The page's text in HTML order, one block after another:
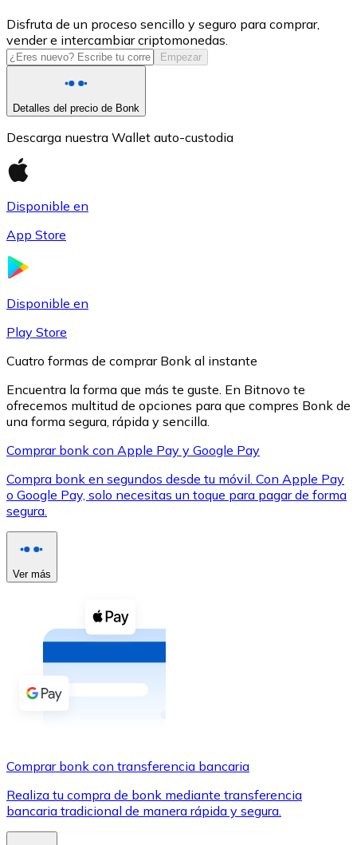
USD Coin
USDC
XRP
XRP
Ver todo
Compra criptomonedas con efectivo en tu tienda más
Comprar con efectivo
Transferencia SEPA
Utiliza tarjetas Visa y Mastercard para comprar
Comprar con tarjeta
Disfruta de un proceso sencillo y seguro para comprar,
vender e intercambiar criptomonedas.
Empezar
Detalles del precio de Bonk
Descarga nuestra Wallet auto-custodia
Disponible en
App Store
Disponible en
Play Store
Cuatro formas de comprar Bonk al instante
Encuentra la forma que más te guste. En Bitnovo te
ofrecemos multitud de opciones para que compres Bonk de
una forma segura, rápida y sencilla.
Comprar bonk con Apple Pay y Google Pay
Compra bonk en segundos desde tu móvil. Con Apple Pay
o Google Pay, solo necesitas un toque para pagar de forma
segura.
Ver más
Comprar bonk con transferencia bancaria
Realiza tu compra de bonk mediante transferencia
bancaria tradicional de manera rápida y segura.